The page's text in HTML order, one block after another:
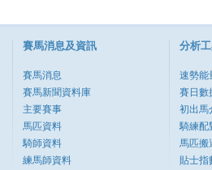
賽馬消息及資訊
賽馬消息
賽馬新聞資料庫
主要賽事
馬匹資料
騎師資料
練馬師資料
分析
速勢能
賽日數
初出馬
騎練配
馬匹搬
貼士指